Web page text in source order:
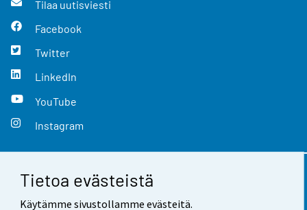
Tietoa evästeistä
Käytämme sivustollamme evästeitä.
Tilaa uutisviesti
Facebook
Twitter
LinkedIn
YouTube
Instagram
Yhteystiedot